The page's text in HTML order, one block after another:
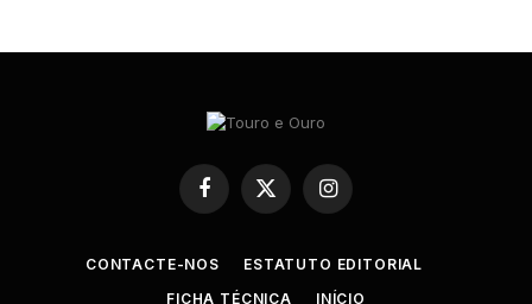
Facebook
X
Instagram
CONTACTE-NOS
ESTATUTO EDITORIAL
FICHA TÉCNICA
INÍCIO